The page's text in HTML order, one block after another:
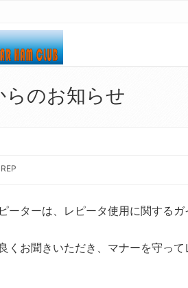
らのお知らせ
ーターは、レピータ使用に関する
くお聞きいただき、マナーを守って